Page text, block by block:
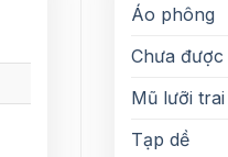
Áo phông
Chưa
Mũ lưỡi trai
Tạp dề